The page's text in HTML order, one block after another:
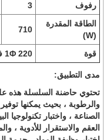
رفوف 3
الطاقة المقدرة
(W)
710
قوة 1Φ 220 فولت 50 هرتز
مدى التطبيق:
تحتوي حاضنة السلسلة هذه
والرطوبة ، بحيث يمكنها
الصناعة ، واختبار تكنولوجيا
العقم والاستقرار للأدوية ،